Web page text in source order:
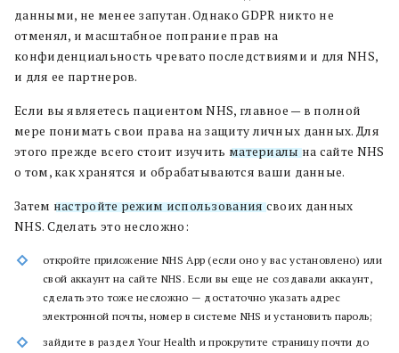
данными, не менее запутан. Однако GDPR никто не
отменял, и масштабное попрание прав на
конфиденциальность чревато последствиями и для NHS,
и для ее партнеров.
Если вы являетесь пациентом NHS, главное — в полной
мере понимать свои права на защиту личных данных. Для
этого прежде всего стоит изучить материалына сайте NHS
о том, как хранятся и обрабатываются ваши данные.
Затем настройте режим использованиясвоих данных
NHS. Сделать это несложно:
откройте приложение NHS App (если оно у вас установлено) или
свой аккаунт на сайте NHS. Если вы еще не создавали аккаунт,
сделать это тоже несложно — достаточно указать адрес
электронной почты, номер в системе NHS и установить пароль;
зайдите в раздел Your Health и прокрутите страницу почти до